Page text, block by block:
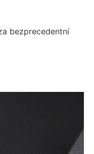
bezprecedentní